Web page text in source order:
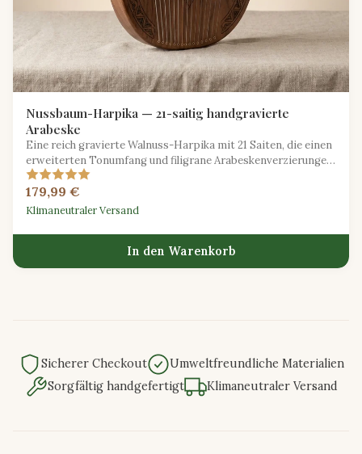
Nussbaum-Harpika — 21-saitig handgravierte
Arabeske
Eine reich gravierte Walnuss-Harpika mit 21 Saiten, die einen
erweiterten Tonumfang und filigrane Arabeskenverzierungen
für den anspruchsvollen Spieler bietet.
179,99 €
Klimaneutraler Versand
In den Warenkorb
Sicherer Checkout
Umweltfreundliche Materialien
Sorgfältig handgefertigt
Klimaneutraler Versand